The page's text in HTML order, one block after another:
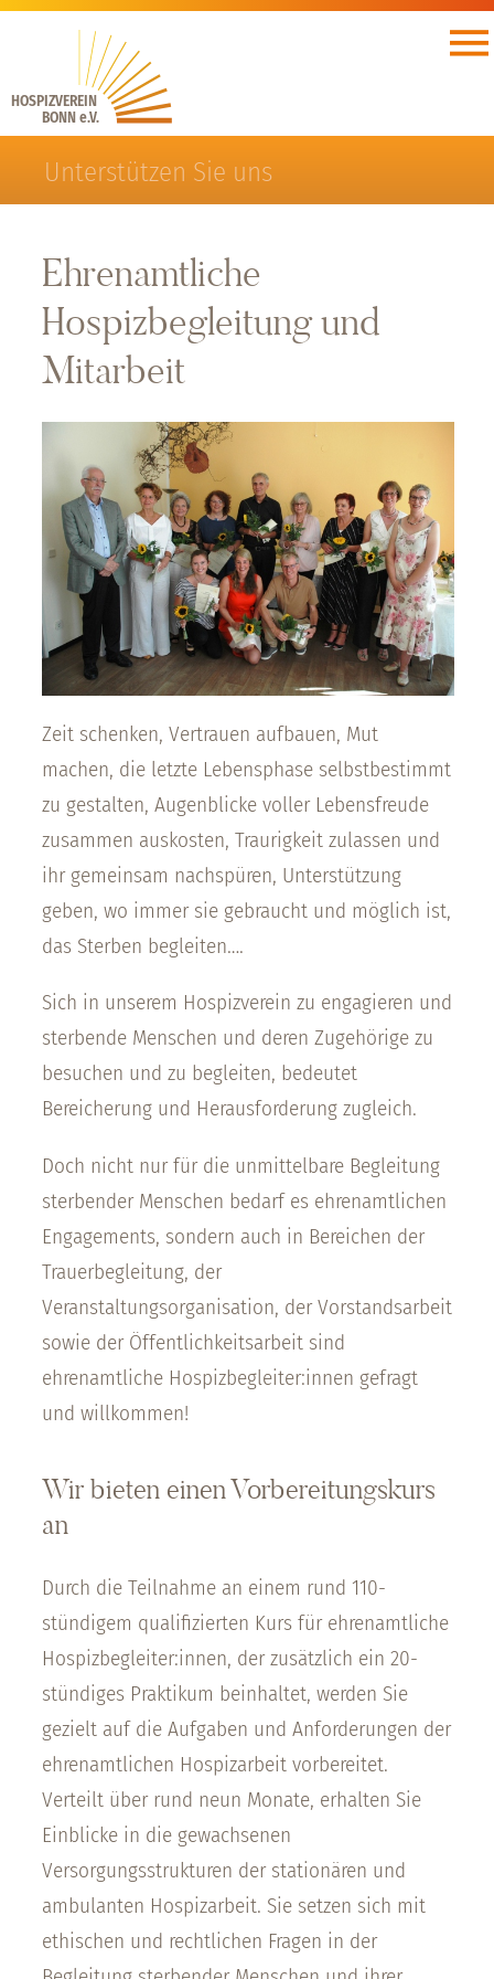
HOSPIZVEREIN
BONN e.V.
Unterstützen Sie uns
Ehrenamtliche
Hospizbegleitung und
Mitarbeit
Zeit schenken, Vertrauen aufbauen, Mut
machen, die letzte Lebensphase selbstbestimmt
zu gestalten, Augenblicke voller Lebensfreude
zusammen auskosten, Traurigkeit zulassen und
ihr gemeinsam nachspüren, Unterstützung
geben, wo immer sie gebraucht und möglich ist,
das Sterben begleiten….
Sich in unserem Hospizverein zu engagieren und
sterbende Menschen und deren Zugehörige zu
besuchen und zu begleiten, bedeutet
Bereicherung und Herausforderung zugleich.
Doch nicht nur für die unmittelbare Begleitung
sterbender Menschen bedarf es ehrenamtlichen
Engagements, sondern auch in Bereichen der
Trauerbegleitung, der
Veranstaltungsorganisation, der Vorstandsarbeit
sowie der Öffentlichkeitsarbeit sind
ehrenamtliche Hospizbegleiter:innen gefragt
und willkommen!
Wir bieten einen Vorbereitungskurs
an
Durch die Teilnahme an einem rund 110-
stündigem qualifizierten Kurs für ehrenamtliche
Hospizbegleiter:innen, der zusätzlich ein 20-
stündiges Praktikum beinhaltet, werden Sie
gezielt auf die Aufgaben und Anforderungen der
ehrenamtlichen Hospizarbeit vorbereitet.
Verteilt über rund neun Monate, erhalten Sie
Einblicke in die gewachsenen
Versorgungsstrukturen der stationären und
ambulanten Hospizarbeit. Sie setzen sich mit
ethischen und rechtlichen Fragen in der